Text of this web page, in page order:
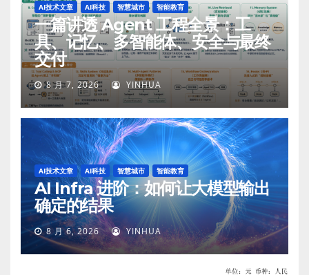
AI技术文章 AI科技 智慧城市 智能教育
一篇讲透 Agent 工程全景：工
具、记忆、多智能体、安全与最终
交付
8 月 7, 2026 YINHUA
AI技术文章 AI科技 智慧城市 智能教育
AI Infra 进阶：如何让大模型输出
确定的结果
8 月 6, 2026 YINHUA